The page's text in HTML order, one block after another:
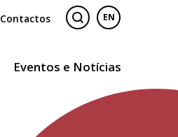
Contactos EN
Eventos e Notícias